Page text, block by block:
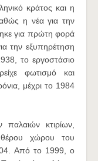
κράτος και η
η νέα για την
για πρώτη φορά
την εξυπηρέτηση
το εργοστάσιο
φωτισμό και
μέχρι το 1984
κτιρίων,
χώρου του
Από το 1999, ο